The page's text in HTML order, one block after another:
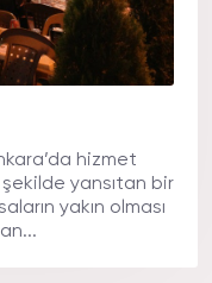
hizmet
şekilde yansıtan bir
yakın olması